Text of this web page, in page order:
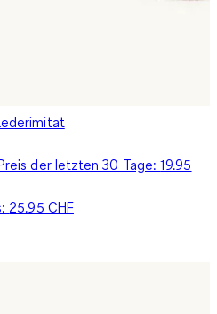
der letzten 30 Tage:19.95
25.95 CHF